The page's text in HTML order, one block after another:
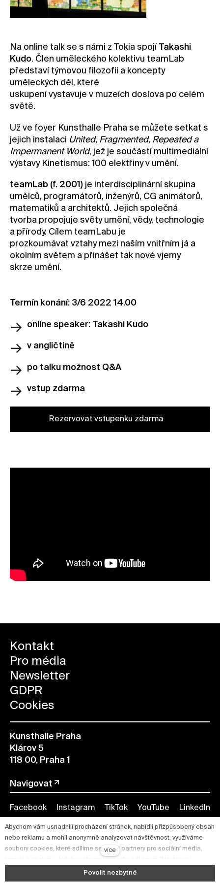
Pro média
Pronájem prostor
Volné pozice
Na online talk se s námi z Tokia spojí
Takashi
Kudo. Člen uměleckého kolektivu teamLab
představí týmovou filozofii a koncepty
uměleckých děl, které
uskupení vystavuje v muzeích doslova po celém
světě.
Už ve foyer Kunsthalle Praha se můžete setkat s
jejich instalaci United, Fragmented, Repeated a
Impermanent World, jež je součástí multimediální
výstavy Kinetismus: 100 elektřiny v umění.
teamLab (f. 2001) je interdisciplinární skupina
umělců, programátorů, inženýrů, CG animátorů,
matematiků a architektů. Jejich společná
tvorba propojuje světy umění, vědy, technologie
a přírody. Cílem teamLabu je
prozkoumávat vztahy mezi naším vnitřním já a
okolním světem a přinášet tak nové vjemy
skrze umění.
Termín konání: 3/6 2022 14.00
online speaker: Takashi Kudo
v angličtině
po talku možnost Q&A
vstup zdarma
Rezervovat vstupenku zdarma
Kontakt
Pro média
Newsletter
GDPR
Cookies
Kunsthalle Praha
Klárov 5
118 00, Praha 1
Navigovat
Facebook Instagram TikTok YouTube LinkedIn
Abychom vám usnadnili procházení stránek, nabídli přizpůsobený obsah
nebo reklamu a mohli anonymně analyzovat návštěvnost, využíváme
soubory cookies, které sdílíme se svými partnery pro sociální média,
cookies" a kdykoliv jej můžete změnit v patičce webu. Podrobnější
informace najdete v našich Zásadách ochrany osobních údajů a
více
Povolit nezbytné